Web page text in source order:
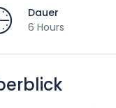
Dauer
6 Hours